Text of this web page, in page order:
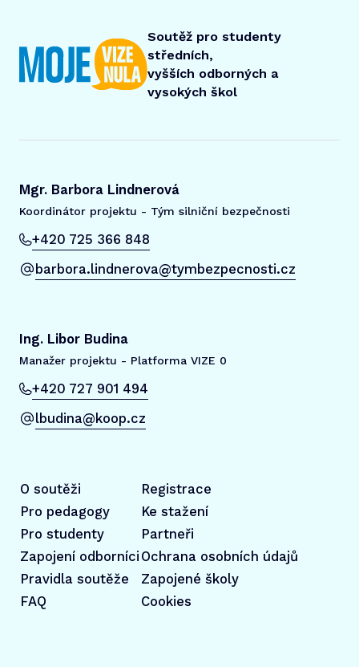
Soutěž pro studenty
středních,
vyšších odborných a
vysokých škol
Mgr. Barbora Lindnerová
Koordinátor projektu - Tým silniční bezpečnosti
+420 725 366 848
barbora.lindnerova@tymbezpecnosti.cz
Ing. Libor Budina
Manažer projektu - Platforma VIZE 0
+420 727 901 494
lbudina@koop.cz
O soutěži
Pro pedagogy
Pro studenty
Zapojení odborníci
Pravidla soutěže
FAQ
Registrace
Ke stažení
Partneři
Ochrana osobních údajů
Zapojené školy
Cookies